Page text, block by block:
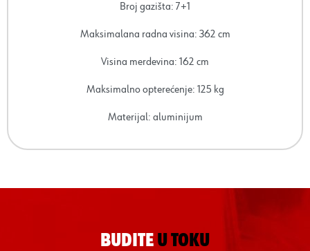
Broj gazišta: 7+1
Maksimalana radna visina: 362 cm
Visina merdevina: 162 cm
Maksimalno opterećenje: 125 kg
Materijal: aluminijum
BUDITE U TOKU